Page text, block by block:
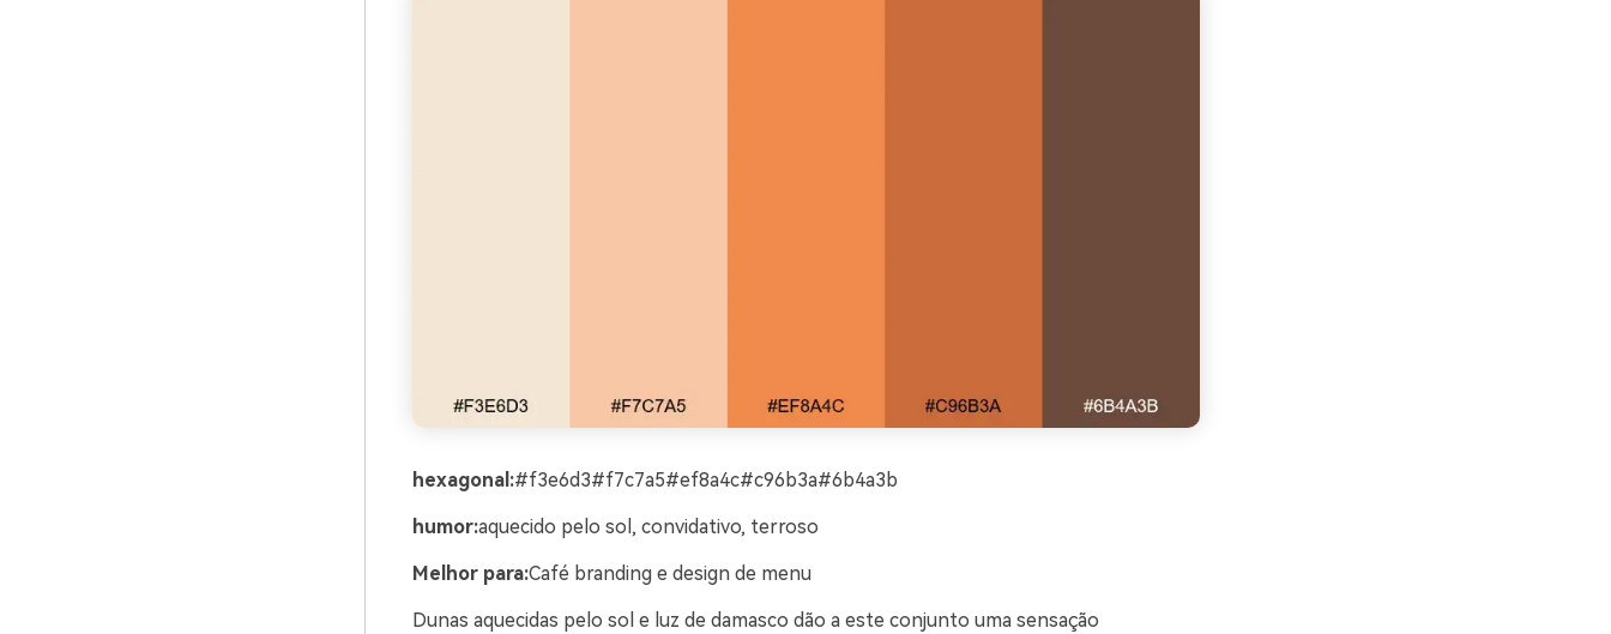
hexagonal:#f3e6d3#f7c7a5#ef8a4c#c96b3a#6b4a3b
humor:aquecido pelo sol, convidativo, terroso
Melhor para:Café branding e design de menu
Dunas aquecidas pelo sol e luz de damasco dão a este conjunto uma sensação